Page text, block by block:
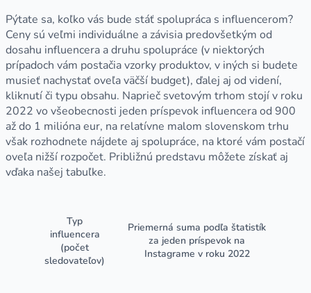
Pýtate sa, koľko vás bude stáť spolupráca s influencerom?
Ceny sú veľmi individuálne a závisia predovšetkým od
dosahu influencera a druhu spolupráce (v niektorých
prípadoch vám postačia vzorky produktov, v iných si budete
musieť nachystať oveľa väčší budget), ďalej aj od videní,
kliknutí či typu obsahu. Naprieč svetovým trhom stojí v roku
2022 vo všeobecnosti jeden príspevok influencera od 900
až do 1 milióna eur, na relatívne malom slovenskom trhu
však rozhodnete nájdete aj spolupráce, na ktoré vám postačí
oveľa nižší rozpočet. Približnú predstavu môžete získať aj
vďaka našej tabuľke.
Typ
influencera
(počet
sledovateľov)
Priemerná suma podľa štatistík
za jeden príspevok na
Instagrame v roku 2022